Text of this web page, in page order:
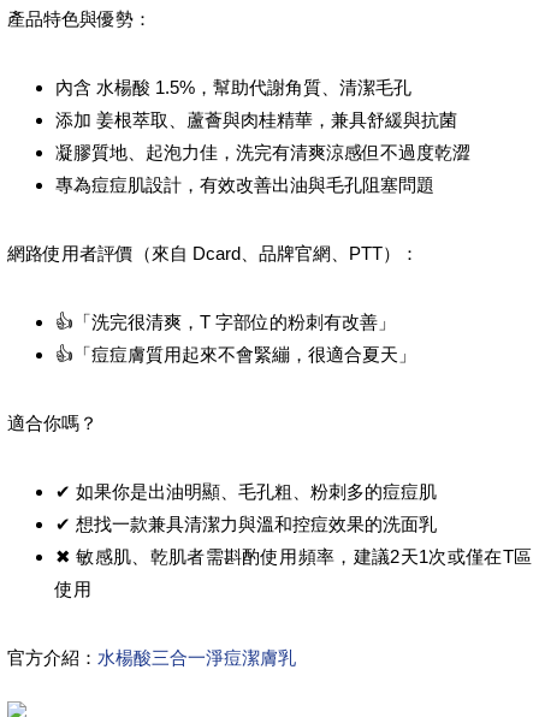
產品特色與優勢：
內含 水楊酸 1.5%，幫助代謝角質、清潔毛孔
添加 姜根萃取、蘆薈與肉桂精華，兼具舒緩與抗菌
凝膠質地、起泡力佳，洗完有清爽涼感但不過度乾澀
專為痘痘肌設計，有效改善出油與毛孔阻塞問題
網路使用者評價（來自 Dcard、品牌官網、PTT）：
👍「洗完很清爽，T 字部位的粉刺有改善」
👍「痘痘膚質用起來不會緊繃，很適合夏天」
適合你嗎？
✔ 如果你是出油明顯、毛孔粗、粉刺多的痘痘肌
✔ 想找一款兼具清潔力與溫和控痘效果的洗面乳
✖ 敏感肌、乾肌者需斟酌使用頻率，建議2天1次或僅在T區
使用
官方介紹： 水楊酸三合一淨痘潔膚乳